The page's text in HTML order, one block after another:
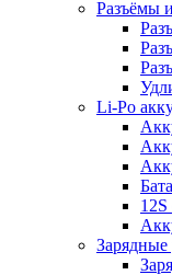
Разъёмы
Li-Po
Зарядные